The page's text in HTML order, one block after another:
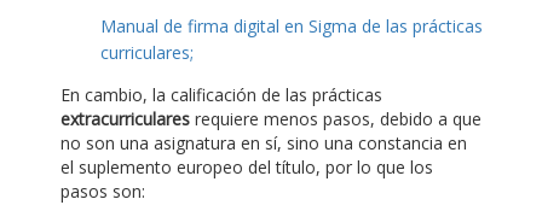
Manual de firma digital en Sigma de las prácticas
curriculares;
En cambio, la calificación de las prácticas
extracurriculares requiere menos pasos, debido a que
no son una asignatura en sí, sino una constancia en
el suplemento europeo del título, por lo que los
pasos son: